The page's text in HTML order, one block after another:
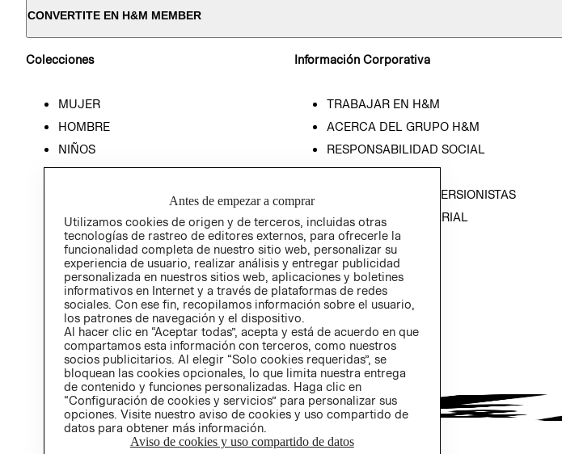
CONVERTITE EN H&M MEMBER
Colecciones
MUJER
HOMBRE
NIÑOS
HOME
Información Corporativa
TRABAJAR EN H&M
ACERCA DEL GRUPO H&M
RESPONSABILIDAD SOCIAL
PRENSA
RELACIÓN CON INVERSIONISTAS
POLÍTICA EMPRESARIAL
Antes de empezar a comprar
Utilizamos cookies de origen y de terceros, incluidas otras
tecnologías de rastreo de editores externos, para ofrecerle la
funcionalidad completa de nuestro sitio web, personalizar su
experiencia de usuario, realizar análisis y entregar publicidad
personalizada en nuestros sitios web, aplicaciones y boletines
informativos en Internet y a través de plataformas de redes
sociales. Con ese fin, recopilamos información sobre el usuario,
los patrones de navegación y el dispositivo.
Al hacer clic en “Aceptar todas”, acepta y está de acuerdo en que
compartamos esta información con terceros, como nuestros
socios publicitarios. Al elegir “Solo cookies requeridas”, se
bloquean las cookies opcionales, lo que limita nuestra entrega
de contenido y funciones personalizadas. Haga clic en
“Configuración de cookies y servicios” para personalizar sus
opciones. Visite nuestro aviso de cookies y uso compartido de
datos para obtener más información.
Aviso de cookies y uso compartido de datos